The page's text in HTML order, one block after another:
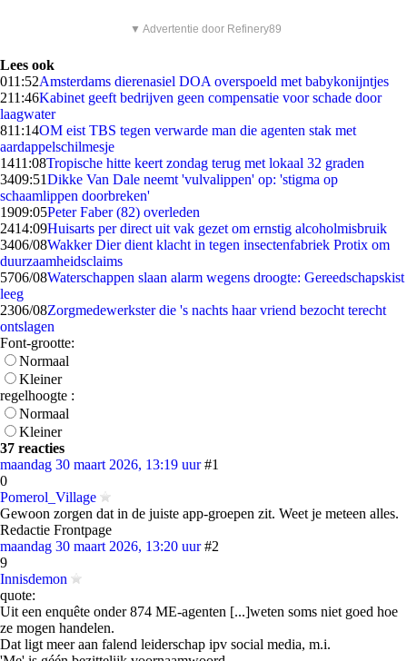
▼ Advertentie door Refinery89
Lees ook
011:52Amsterdams dierenasiel DOA overspoeld met babykonijntjes
211:46Kabinet geeft bedrijven geen compensatie voor schade door
laagwater
811:14OM eist TBS tegen verwarde man die agenten stak met
aardappelschilmesje
1411:08Tropische hitte keert zondag terug met lokaal 32 graden
3409:51Dikke Van Dale neemt 'vulvalippen' op: 'stigma op
schaamlippen doorbreken'
1909:05Peter Faber (82) overleden
2414:09Huisarts per direct uit vak gezet om ernstig alcoholmisbruik
3406/08Wakker Dier dient klacht in tegen insectenfabriek Protix om
duurzaamheidsclaims
5706/08Waterschappen slaan alarm wegens droogte: Gereedschapskist
leeg
2306/08Zorgmedewerkster die 's nachts haar vriend bezocht terecht
ontslagen
Font-grootte:
Normaal
Kleiner
regelhoogte :
Normaal
Kleiner
37 reacties
maandag 30 maart 2026, 13:19 uur #1
0
Pomerol_Village
Gewoon zorgen dat in de juiste app-groepen zit. Weet je meteen alles.
Redactie Frontpage
maandag 30 maart 2026, 13:20 uur #2
9
Innisdemon
quote:
Uit een enquête onder 874 ME-agenten [...]weten soms niet goed hoe
ze mogen handelen.
Dat ligt meer aan falend leiderschap ipv social media, m.i.